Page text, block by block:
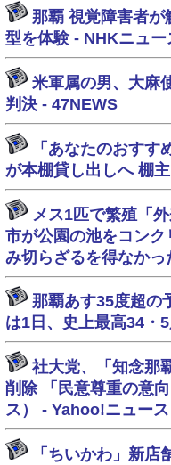
那覇 視覚障害者が
型を体験 - NHKニュー
米軍属の男、大麻
判決 - 47NEWS
「あなたのおす
が本棚貸し出しへ 棚
メス1匹で繁殖「
市が公園の池をコン
み切らざるを得なか
那覇あす35度超の
は1日、史上最高34・
社大党、「知念那
削除 「民意尊重の意
ス） - Yahoo!ニュース
「ちいかわ」新店